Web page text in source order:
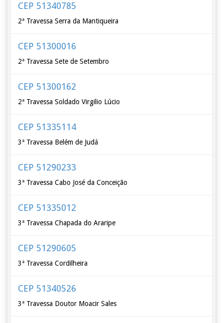
CEP 51340785
2ª Travessa Serra da Mantiqueira
CEP 51300016
2ª Travessa Sete de Setembro
CEP 51300162
2ª Travessa Soldado Virgilio Lúcio
CEP 51335114
3ª Travessa Belém de Judá
CEP 51290233
3ª Travessa Cabo José da Conceição
CEP 51335012
3ª Travessa Chapada do Araripe
CEP 51290605
3ª Travessa Cordilheira
CEP 51340526
3ª Travessa Doutor Moacir Sales